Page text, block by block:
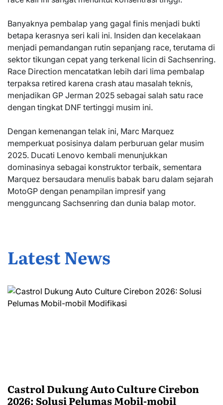
Banyaknya pembalap yang gagal finis menjadi bukti
betapa kerasnya seri kali ini. Insiden dan kecelakaan
menjadi pemandangan rutin sepanjang race, terutama di
sektor tikungan cepat yang terkenal licin di Sachsenring.
Race Direction mencatatkan lebih dari lima pembalap
terpaksa retired karena crash atau masalah teknis,
menjadikan GP Jerman 2025 sebagai salah satu race
dengan tingkat DNF tertinggi musim ini.
Dengan kemenangan telak ini, Marc Marquez
memperkuat posisinya dalam perburuan gelar musim
2025. Ducati Lenovo kembali menunjukkan
dominasinya sebagai konstruktor terbaik, sementara
Marquez bersaudara menulis babak baru dalam sejarah
MotoGP dengan penampilan impresif yang
mengguncang Sachsenring dan dunia balap motor.
Latest News
Castrol Dukung Auto Culture Cirebon
2026: Solusi Pelumas Mobil-mobil